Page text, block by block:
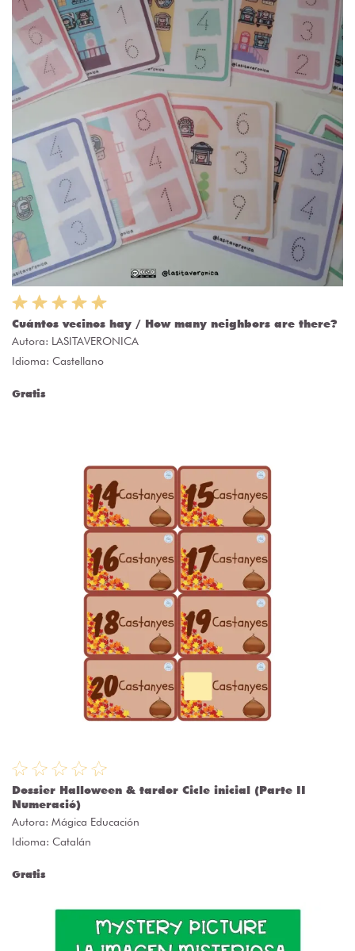
Cuántos vecinos hay / How many neighbors are there?
Autora: LASITAVERONICA
Idioma: Castellano
Gratis
Dossier Halloween & tardor Cicle inicial (Parte II
Numeració)
Autora: Mágica Educación
Idioma: Catalán
Gratis